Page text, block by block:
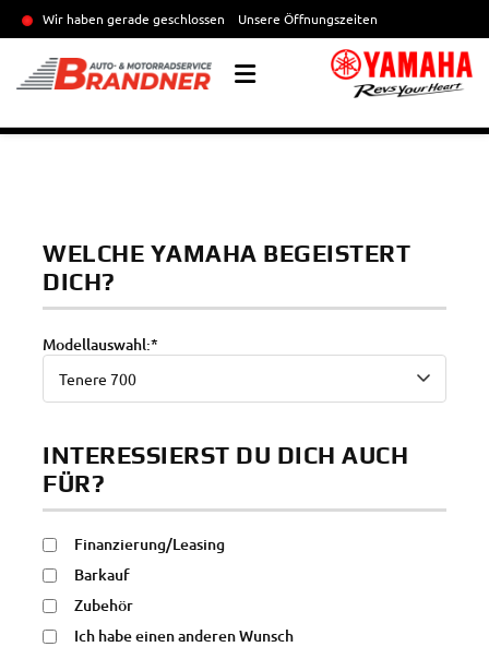
Wir haben gerade geschlossen Unsere Öffnungszeiten
WELCHE YAMAHA BEGEISTERT
DICH?
Modellauswahl:*
INTERESSIERST DU DICH AUCH
FÜR?
Finanzierung/Leasing
Barkauf
Zubehör
Ich habe einen anderen Wunsch